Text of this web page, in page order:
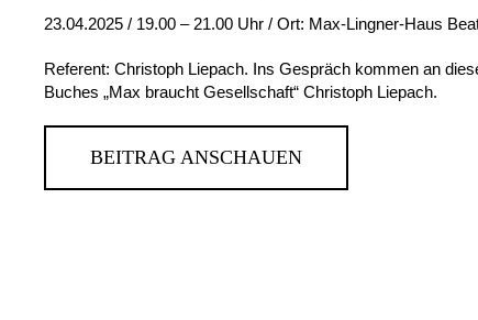
23.04.2025 / 19.00 – 21.00 Uhr / Ort: Max-Lingner-Haus
Referent: Christoph Liepach. Ins Gespräch kommen an
Buches „Max braucht Gesellschaft“ Christoph Liepach.
BEITRAG ANSCHAUEN